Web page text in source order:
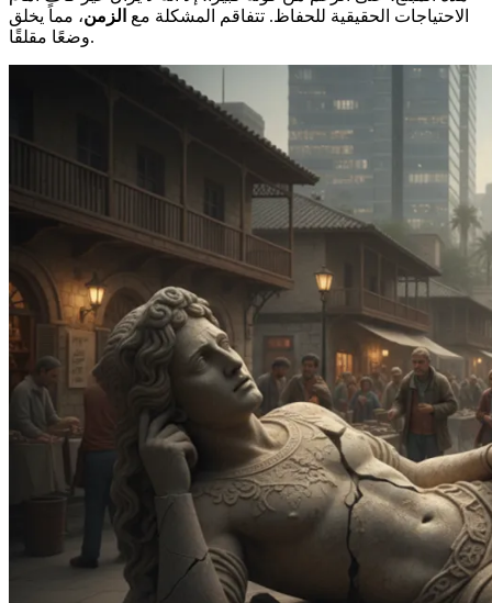
الاحتياجات الحقيقية للحفاظ. تتفاقم المشكلة مع الزمن، مما يخلق
وضعًا مقلقًا.